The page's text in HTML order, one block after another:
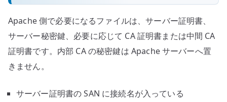
Apache 側で必要になるファイルは、サーバー証明書、
サーバー秘密鍵、必要に応じて CA 証明書または中間 CA
証明書です。内部 CA の秘密鍵は Apache サーバーへ置
きません。
サーバー証明書の SAN に接続名が入っている